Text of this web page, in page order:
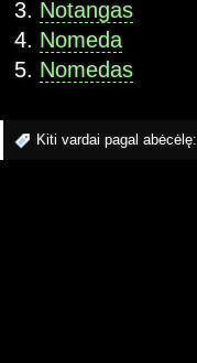
Notangas
Nomeda
Nomedas
Kiti vardai pagal abėcėlę: